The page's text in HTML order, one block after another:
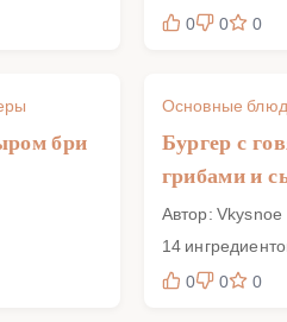
0
0 0
бри
Основные
Бургер с
грибами и
Автор: Vkysnoe
14
0
0 0